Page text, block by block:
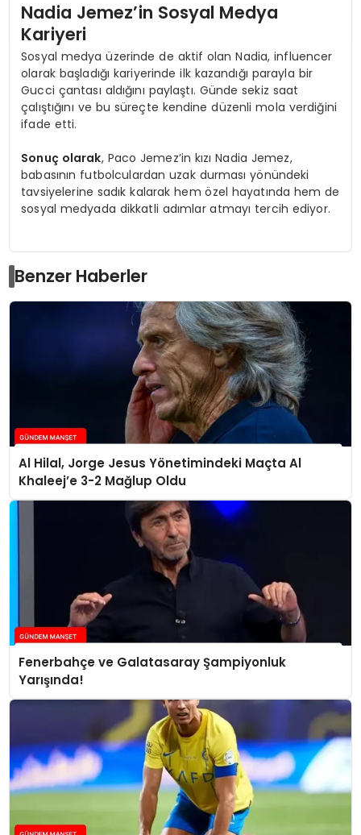
Nadia Jemez’in Sosyal Medya
Kariyeri
Sosyal medya üzerinde de aktif olan Nadia, influencer
olarak başladığı kariyerinde ilk kazandığı parayla bir
Gucci çantası aldığını paylaştı. Günde sekiz saat
çalıştığını ve bu süreçte kendine düzenli mola verdiğini
ifade etti.
Sonuç olarak, Paco Jemez’in kızı Nadia Jemez,
babasının futbolculardan uzak durması yönündeki
tavsiyelerine sadık kalarak hem özel hayatında hem de
sosyal medyada dikkatli adımlar atmayı tercih ediyor.
Benzer Haberler
Al Hilal, Jorge Jesus Yönetimindeki Maçta Al
Khaleej’e 3-2 Mağlup Oldu
Fenerbahçe ve Galatasaray Şampiyonluk
Yarışında!